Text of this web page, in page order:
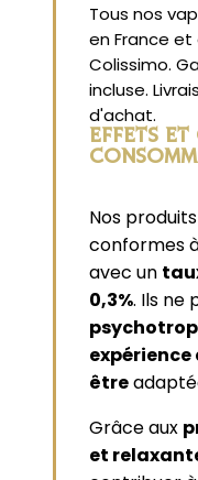
Tous nos
en France et
Colissimo.
incluse.
d'achat.
EFFETS
Nos
conformes
avec un
0,3%. Ils ne
être
Grâce aux
et